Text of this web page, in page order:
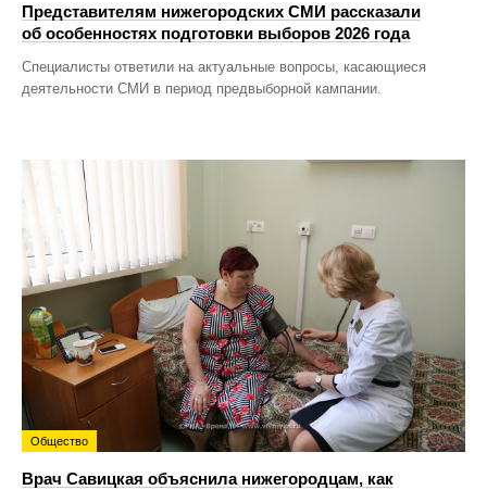
Представителям нижегородских СМИ рассказали
об особенностях подготовки выборов 2026 года
Специалисты ответили на актуальные вопросы, касающиеся
деятельности СМИ в период предвыборной кампании.
Общество
Врач Савицкая объяснила нижегородцам, как